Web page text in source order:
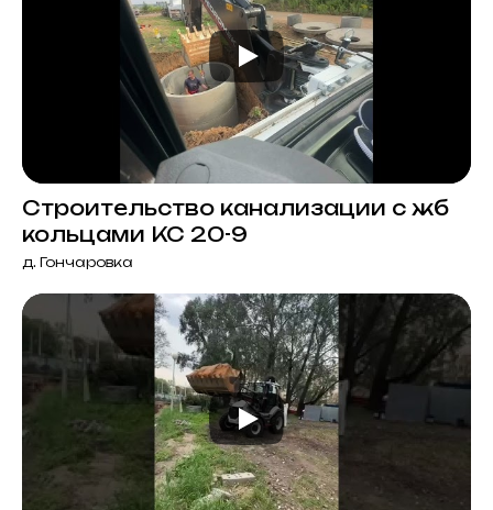
Строительство канализации с жб
кольцами КС 20-9
д. Гончаровка